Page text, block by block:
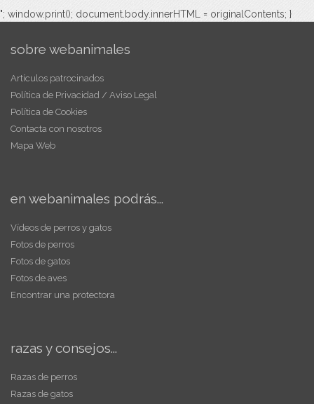
"; window.print(); document.body.innerHTML = originalContents; }
sobre webanimales
Artículos patrocinados
Política de Privacidad / Aviso Legal
Política de Cookies
Contacta con nosotros
Mapa Web
en webanimales podrás...
Vídeos de perros y gatos
Fotos de perros
Fotos de gatos
Fotos de aves
Encontrar una protectora
razas y consejos...
Razas de perros
Razas de gatos